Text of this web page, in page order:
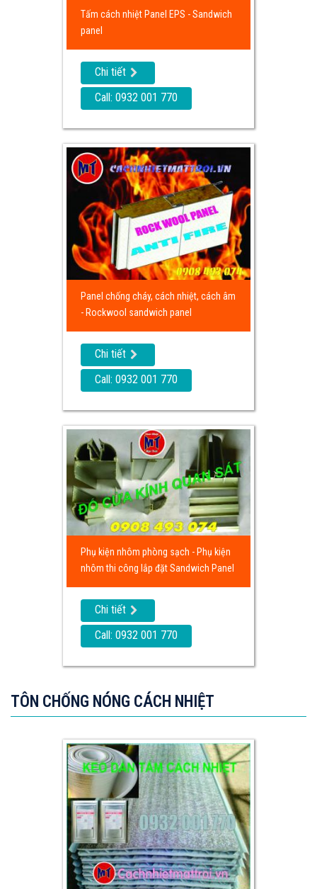
Tấm cách nhiệt Panel EPS - Sandwich
panel
Chi tiết
Call: 0932 001 770
Panel chống cháy, cách nhiệt, cách âm
- Rockwool sandwich panel
Chi tiết
Call: 0932 001 770
Phụ kiện nhôm phòng sạch - Phụ kiện
nhôm thi công lắp đặt Sandwich Panel
Chi tiết
Call: 0932 001 770
TÔN CHỐNG NÓNG CÁCH NHIỆT